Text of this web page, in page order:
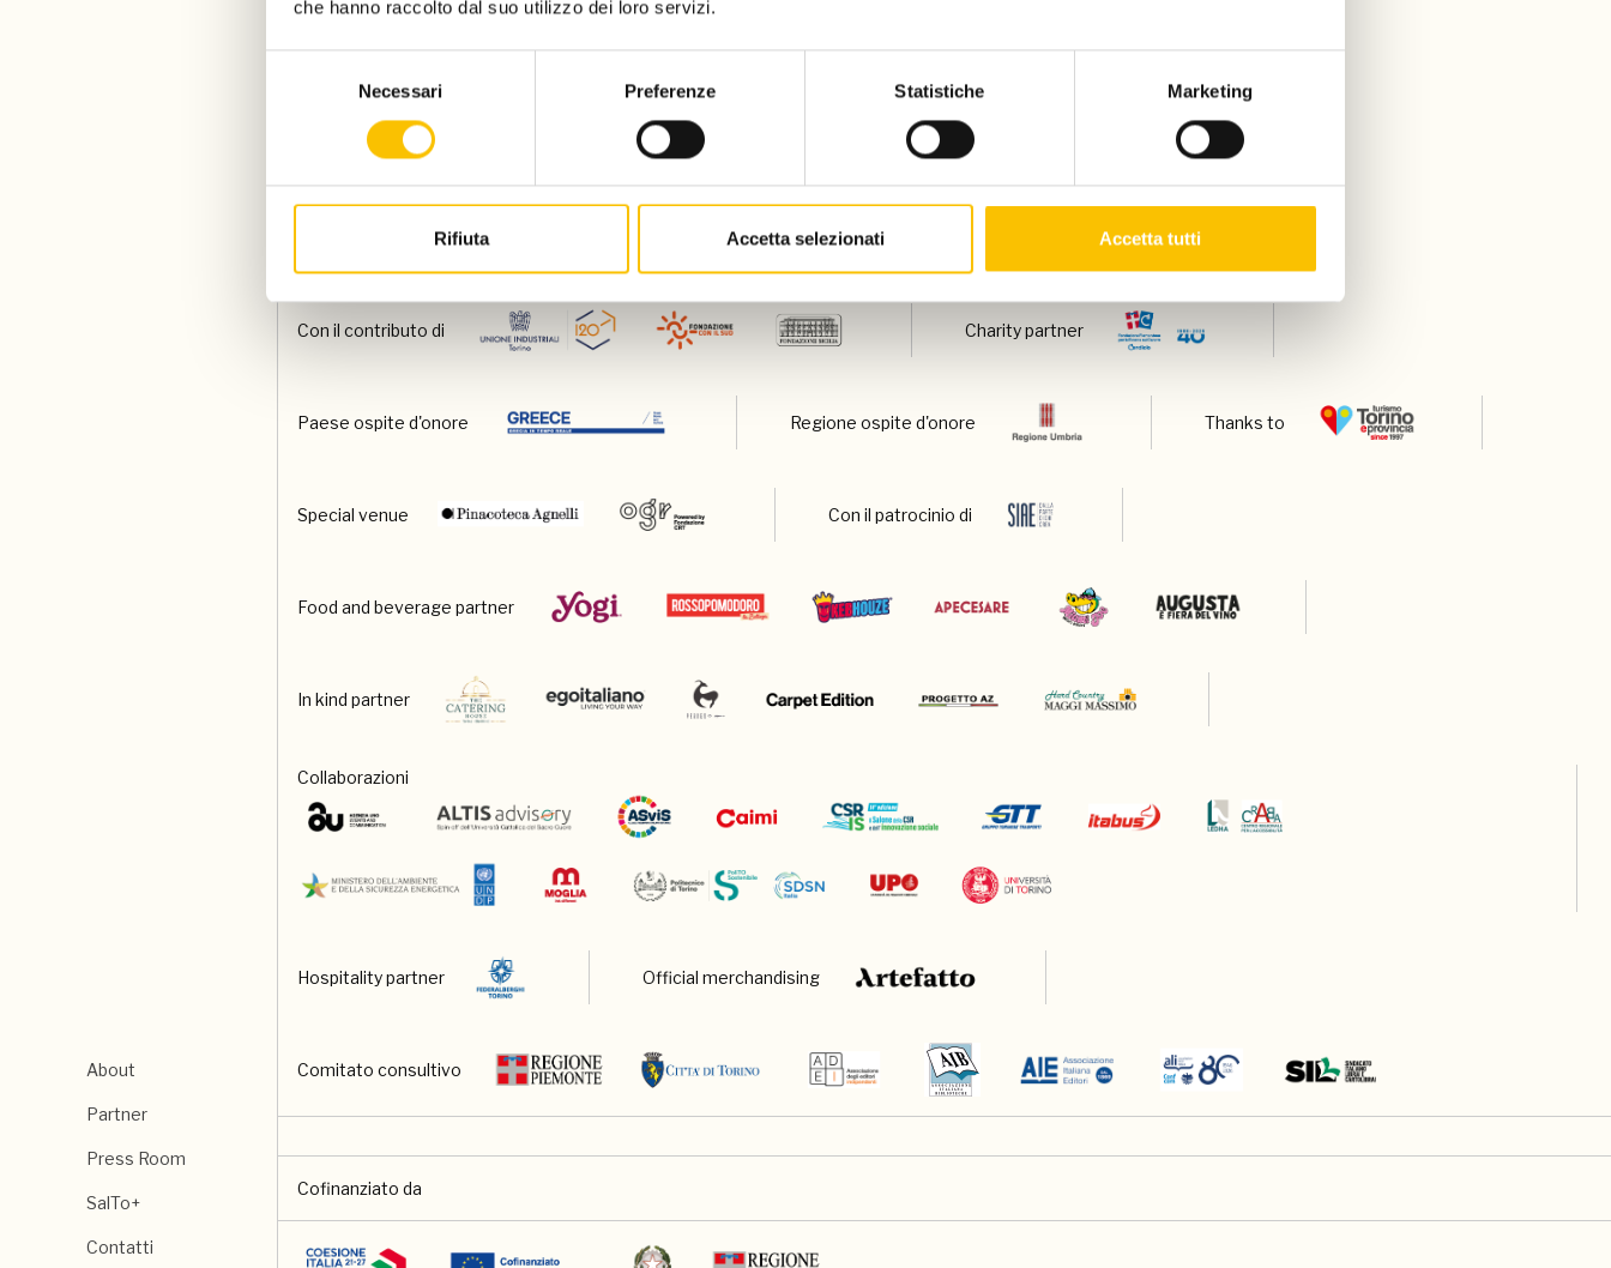
che hanno raccolto dal suo utilizzo dei loro servizi.
Necessari Preferenze Statistiche Marketing
Rifiuta Accetta selezionati Accetta tutti
About
Partner
Press Room
SalTo+
Contatti
Main partner Silver partner
Main media partner
Con il contributo di Charity partner
Paese ospite d'onore Regione ospite d'onore Thanks to
Special venue Con il patrocinio di
Food and beverage partner
In kind partner
Collaborazioni
Hospitality partner Official merchandising
Comitato consultivo
Cofinanziato da